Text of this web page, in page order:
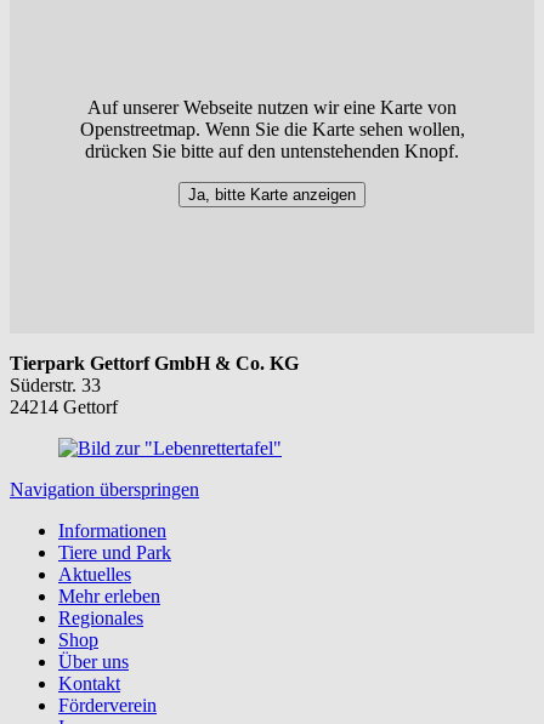
Auf unserer Webseite nutzen wir eine Karte von
Openstreetmap. Wenn Sie die Karte sehen wollen,
drücken Sie bitte auf den untenstehenden Knopf.
Ja, bitte Karte anzeigen
Tierpark Gettorf GmbH & Co. KG
Süderstr. 33
24214 Gettorf
Navigation überspringen
Informationen
Tiere und Park
Aktuelles
Mehr erleben
Regionales
Shop
Über uns
Kontakt
Förderverein